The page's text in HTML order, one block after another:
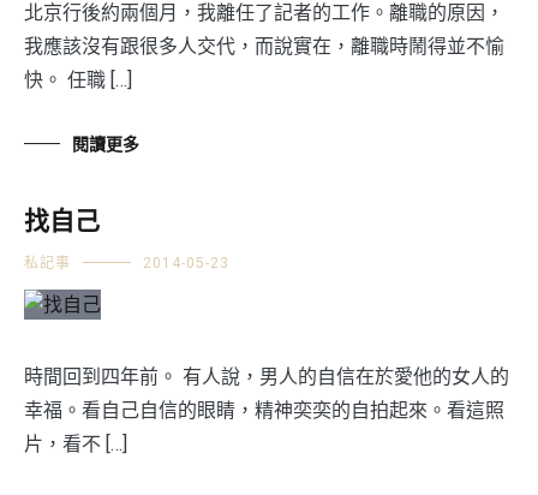
北京行後約兩個月，我離任了記者的工作。離職的原因，
我應該沒有跟很多人交代，而說實在，離職時鬧得並不愉
快。 任職 […]
閱讀更多
找自己
私記事 2014-05-23
時間回到四年前。 有人說，男人的自信在於愛他的女人的
幸福。看自己自信的眼睛，精神奕奕的自拍起來。看這照
片，看不 […]